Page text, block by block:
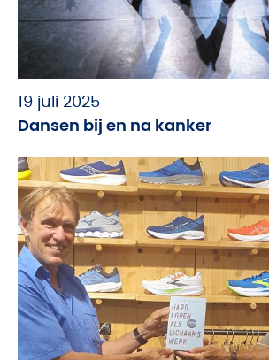
19 juli 2025
Dansen bij en na kanker